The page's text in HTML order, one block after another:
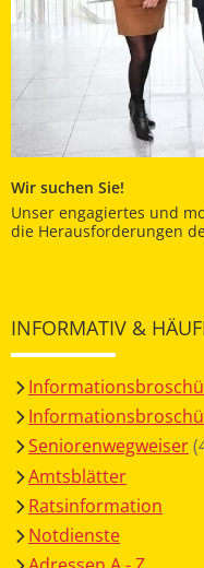
Wir suchen Sie!
Unser engagiertes und
die Herausforderungen
INFORMATIV &
Seniorenwegweiser
Amtsblätter
Ratsinformation
Notdienste